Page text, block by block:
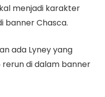
menjadi karakter
banner Chasca.
ada Lyney yang
di dalam banner